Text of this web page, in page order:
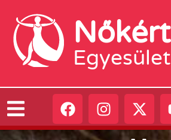
Nőkért
Egyesület